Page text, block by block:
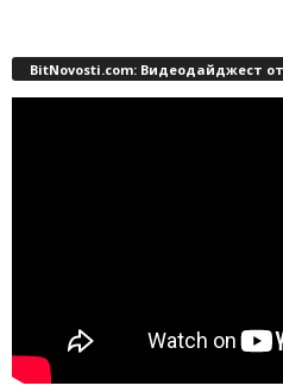
BitNovosti.com: Видеодайджест от